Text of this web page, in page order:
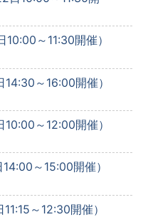
～11:30開催）
～16:00開催）
～12:00開催）
～15:00開催）
～12:30開催）